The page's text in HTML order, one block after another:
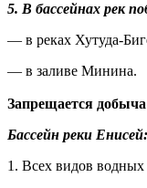
5. В бассейнах рек
— в реках Хутуда-
— в заливе Минина.
Запрещается
Бассейн реки Енисей:
1. Всех видов водных